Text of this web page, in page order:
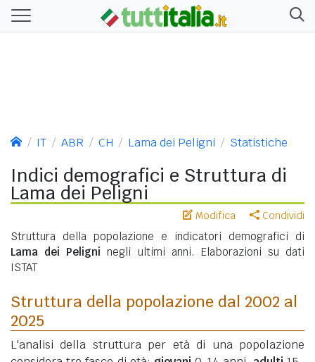
IT ABR CH Lama dei Peligni Statistiche
Indici demografici e Struttura di
Lama dei Peligni
Modifica Condividi
Struttura della popolazione e indicatori demografici di
Lama dei Peligni negli ultimi anni. Elaborazioni su dati
ISTAT
Struttura della popolazione dal 2002 al
2025
L'analisi della struttura per età di una popolazione